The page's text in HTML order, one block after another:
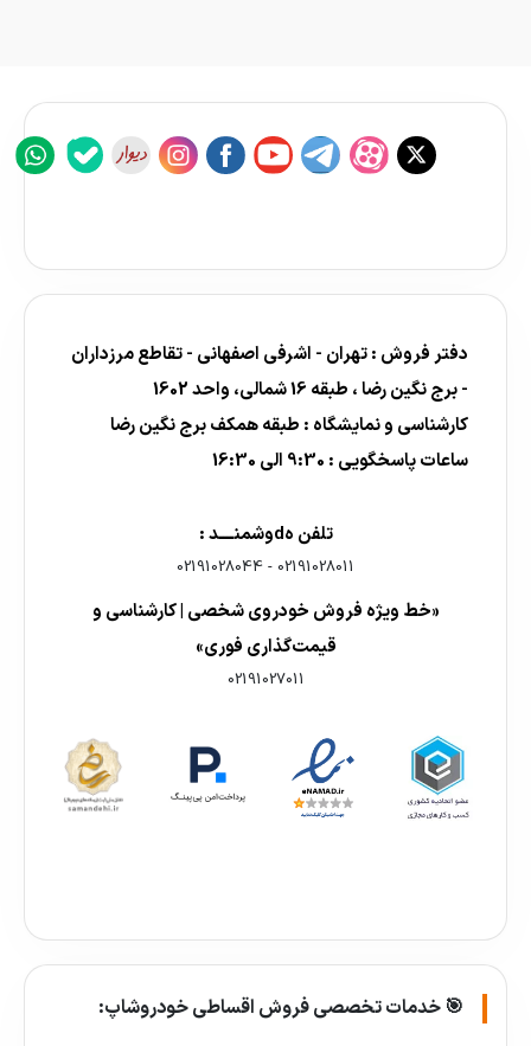
دفتر فروش : تهران - اشرفی اصفهانی - تقاطع مرزداران
- برج نگین رضا ، طبقه 16 شمالی، واحد 1602
کارشناسی و نمایشگاه : طبقه همکف برج نگین رضا
ساعات پاسخگویی : 9:30 الی 16:30
تلفن هdوشمنــــد :
02191028011
-
02191028044
«خط ویژه فروش خودروی شخصی | کارشناسی و
قیمت‌گذاری فوری»
02191027011
🎯 خدمات تخصصی فروش اقساطی خودروشاپ: